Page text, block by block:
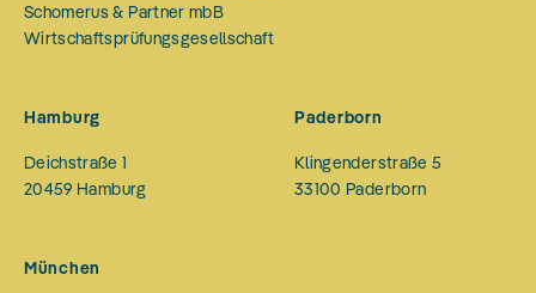
Schomerus & Partner mbB
Wirtschaftsprüfungsgesellschaft
Hamburg
Deichstraße 1
20459 Hamburg
Paderborn
Klingenderstraße 5
33100 Paderborn
München